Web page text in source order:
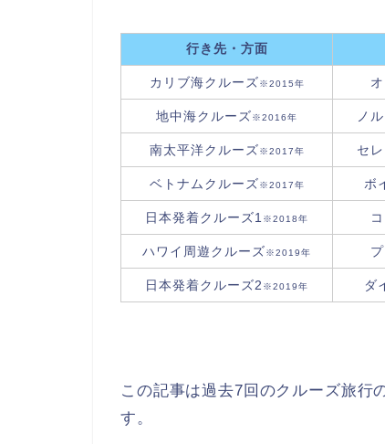
行き先・方面
カリブ海クルーズ※2015年
地中海クルーズ※2016年 ノ
南太平洋クルーズ※2017年 セ
ベトナムクルーズ※2017年 ボ
日本発着クルーズ1 ※2018年
ハワイ周遊クルーズ※2019年
日本発着クルーズ2 ※2019年 ダ
この記事は過去7回のクルーズ旅行
す。